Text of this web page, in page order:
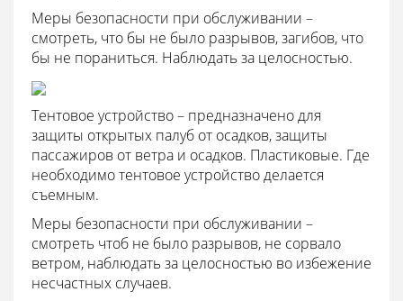
Меры безопасности при обслуживании –
смотреть, что бы не было разрывов, загибов, что
бы не пораниться. Наблюдать за целосностью.
Тентовое устройство – предназначено для
защиты открытых палуб от осадков, защиты
пассажиров от ветра и осадков. Пластиковые. Где
необходимо тентовое устройство делается
съемным.
Меры безопасности при обслуживании –
смотреть чтоб не было разрывов, не сорвало
ветром, наблюдать за целосностью во избежение
несчастных случаев.